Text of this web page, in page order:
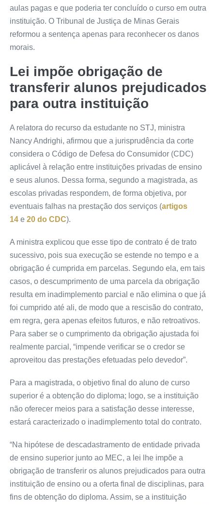
aulas pagas e que poderia ter concluído o curso em outra
instituição. O Tribunal de Justiça de Minas Gerais
reformou a sentença apenas para reconhecer os danos
morais.
Lei impõe obrigação de
transferir alunos prejudicados
para outra instituição
A relatora do recurso da estudante no STJ, ministra
Nancy Andrighi, afirmou que a jurisprudência da corte
considera o Código de Defesa do Consumidor (CDC)
aplicável à relação entre instituições privadas de ensino
e seus alunos. Dessa forma, segundo a magistrada, as
escolas privadas respondem, de forma objetiva, por
eventuais falhas na prestação dos serviços (artigos
14 e 20 do CDC).
A ministra explicou que esse tipo de contrato é de trato
sucessivo, pois sua execução se estende no tempo e a
obrigação é cumprida em parcelas. Segundo ela, em tais
casos, o descumprimento de uma parcela da obrigação
resulta em inadimplemento parcial e não elimina o que já
foi cumprido até ali, de modo que a rescisão do contrato,
em regra, gera apenas efeitos futuros, e não retroativos.
Para saber se o cumprimento da obrigação ajustada foi
realmente parcial, “impende verificar se o credor se
aproveitou das prestações efetuadas pelo devedor”.
Para a magistrada, o objetivo final do aluno de curso
superior é a obtenção do diploma; logo, se a instituição
não oferecer meios para a satisfação desse interesse,
estará caracterizado o inadimplemento total do contrato.
“Na hipótese de descadastramento de entidade privada
de ensino superior junto ao MEC, a lei lhe impõe a
obrigação de transferir os alunos prejudicados para outra
instituição de ensino ou a oferta final de disciplinas, para
fins de obtenção do diploma. Assim, se a instituição